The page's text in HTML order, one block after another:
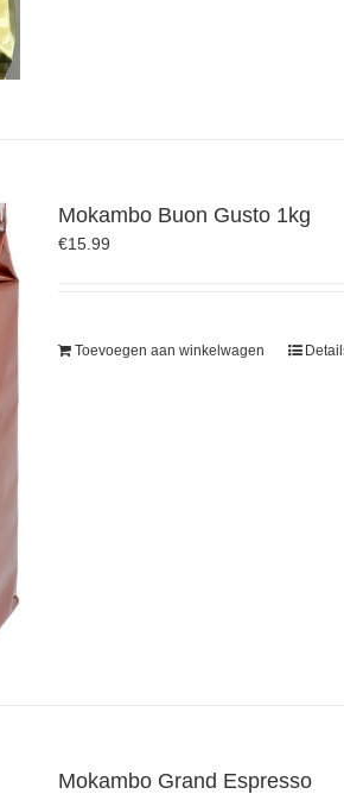
Mokambo Buon Gusto 1kg
€15.99
Toevoegen aan winkelwagen
Mokambo Grand Espresso